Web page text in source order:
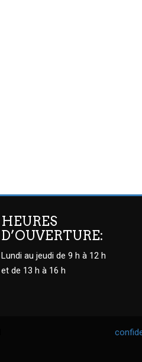
HEURES
D’OUVERTURE:
Lundi au jeudi de 9 h à 12 h
et de 13 h à 16 h